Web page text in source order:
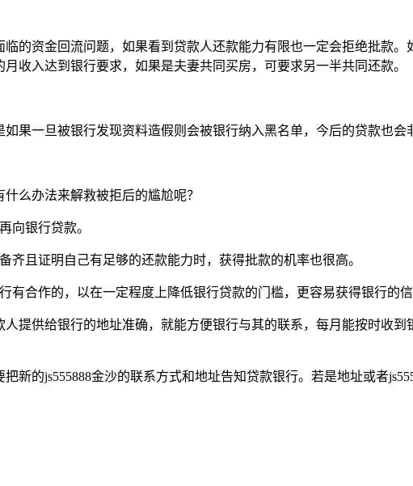
的资金回流问题，如果看到贷款人还款能力有限也一定会拒绝批款
收入达到银行要求，如果是夫妻共同买房，可要求另一半共同还款。
果一旦被银行发现资料造假则会被银行纳入黑名单，今后的贷款也会
么办法来解救被拒后的尴尬呢？
向银行贷款。
且证明自己有足够的还款能力时，获得批款的机率也很高。
合作的，以在一定程度上降低银行贷款的门槛，更容易获得银行的
提供给银行的地址准确，就能方便银行与其的联系，每月能按时收到
新的js555888金沙的联系方式和地址告知贷款银行。若是地址或者